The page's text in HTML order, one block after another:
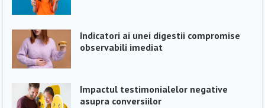
Indicatori ai unei digestii compromise
observabili imediat
Impactul testimonialelor negative
asupra conversiilor